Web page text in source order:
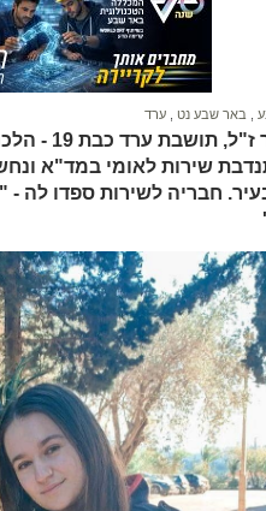
ניקה ברגר
שירות לאומי במד"א
חבריה לשירות ספדו לה -